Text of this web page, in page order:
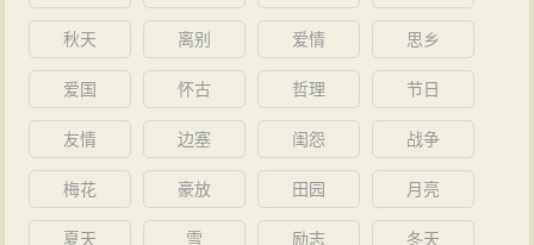
秋天 离别 爱情 思乡
爱国 怀古 哲理 节日
友情 边塞 闺怨 战争
梅花 豪放 田园 月亮
夏天 雪 励志 冬天